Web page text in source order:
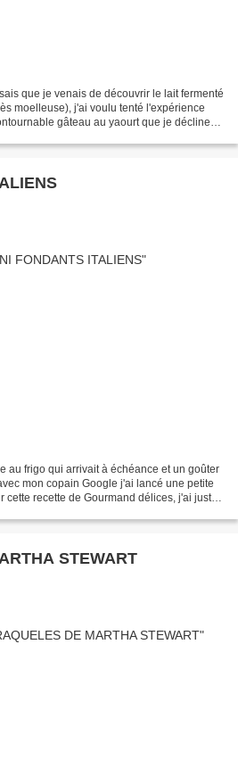
que je venais de découvrir le lait fermenté
moelleuse), j'ai voulu tenté l'expérience
gâteau au yaourt que je décline
au frigo qui arrivait à échéance et un goûter
mon copain Google j'ai lancé une petite
recette de Gourmand délices, j'ai juste
STEWART